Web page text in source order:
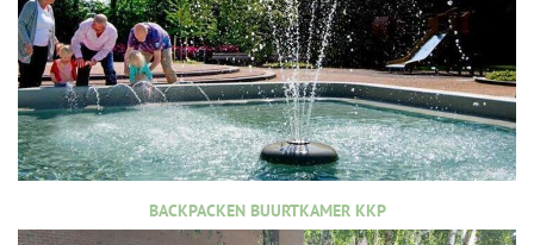
BACKPACKEN BUURTKAMER KKP